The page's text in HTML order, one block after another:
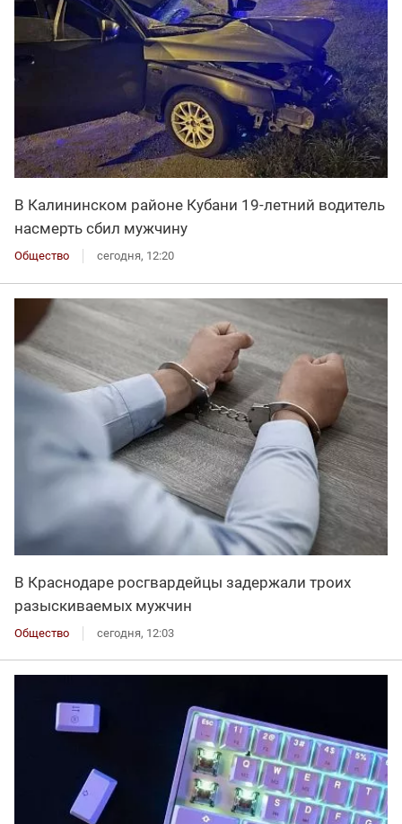
В Калининском районе Кубани 19-летний водитель
насмерть сбил мужчину
Общество сегодня, 12:20
В Краснодаре росгвардейцы задержали троих
разыскиваемых мужчин
Общество сегодня, 12:03